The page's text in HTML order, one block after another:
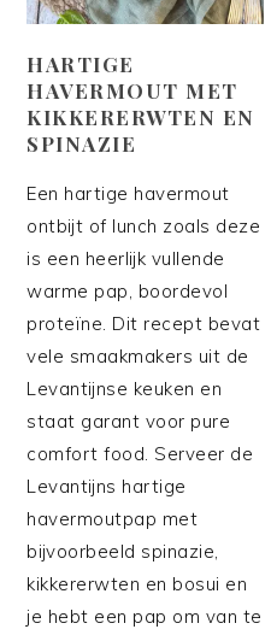
HARTIGE
HAVERMOUT MET
KIKKERERWTEN EN
SPINAZIE
Een hartige havermout
ontbijt of lunch zoals deze
is een heerlijk vullende
warme pap, boordevol
proteïne. Dit recept bevat
vele smaakmakers uit de
Levantijnse keuken en
staat garant voor pure
comfort food. Serveer de
Levantijns hartige
havermoutpap met
bijvoorbeeld spinazie,
kikkererwten en bosui en
je hebt een pap om van te